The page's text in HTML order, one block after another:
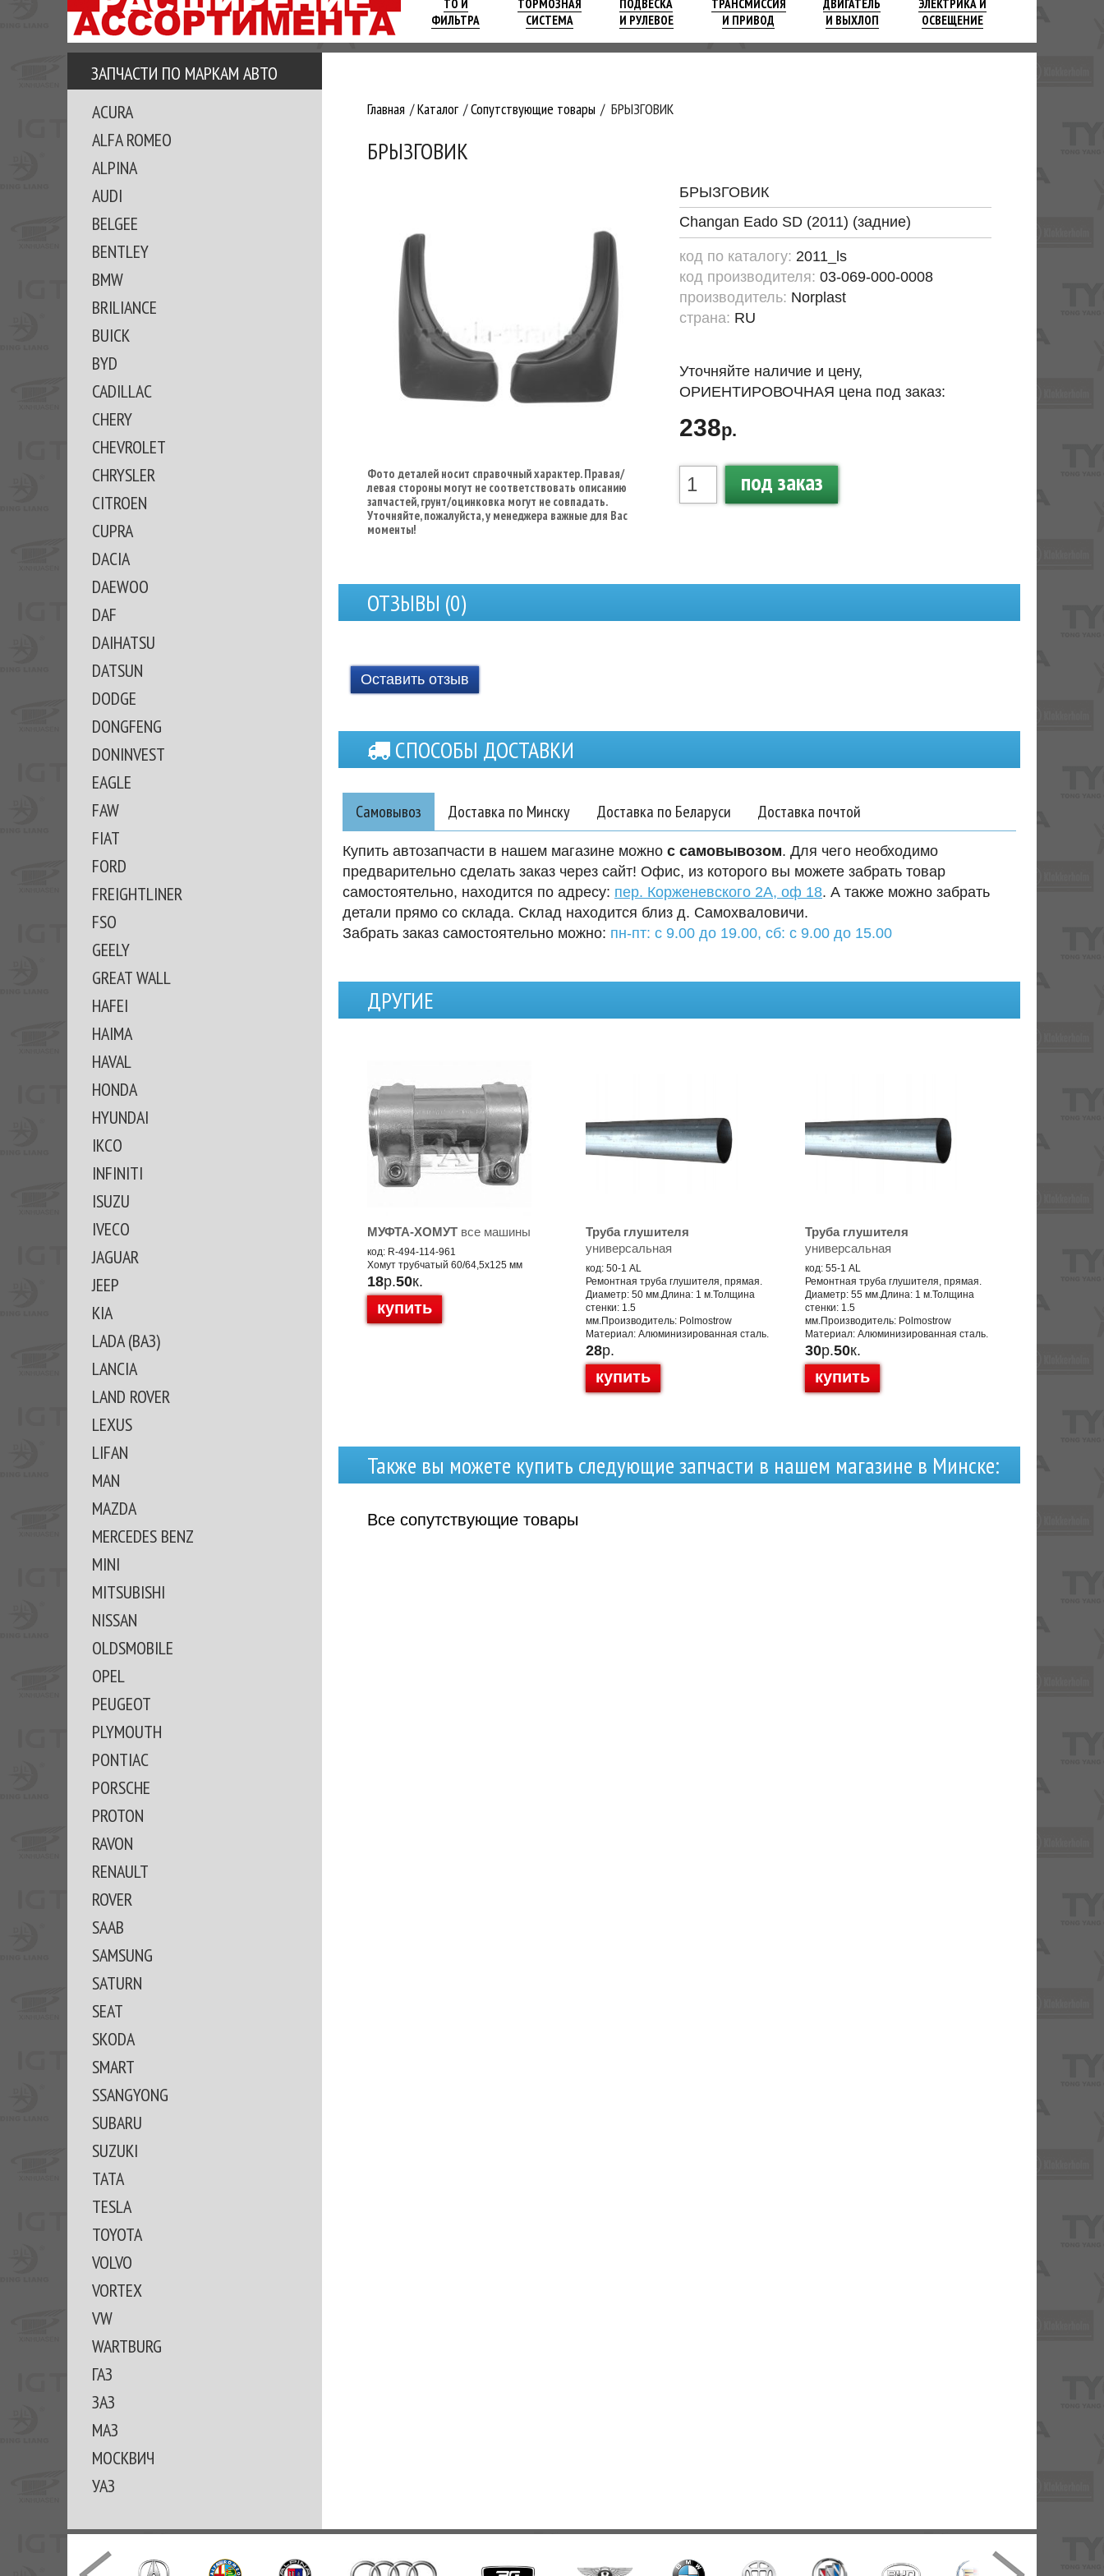
ТО И
ФИЛЬТРА
ТОРМОЗНАЯ
СИСТЕМА
ПОДВЕСКА
И РУЛЕВОЕ
ТРАНСМИССИЯ
И ПРИВОД
ДВИГАТЕЛЬ
И ВЫХЛОП
ЭЛЕКТРИКА И
ОСВЕЩЕНИЕ
ЗАПЧАСТИ ПО МАРКАМ АВТО
ACURA
ALFA ROMEO
ALPINA
AUDI
BELGEE
BENTLEY
BMW
BRILIANCE
BUICK
BYD
CADILLAC
CHERY
CHEVROLET
CHRYSLER
CITROEN
CUPRA
DACIA
DAEWOO
DAF
DAIHATSU
DATSUN
DODGE
DONGFENG
DONINVEST
EAGLE
FAW
FIAT
FORD
FREIGHTLINER
FSO
GEELY
GREAT WALL
HAFEI
HAIMA
HAVAL
HONDA
HYUNDAI
IKCO
INFINITI
ISUZU
IVECO
JAGUAR
JEEP
KIA
LADA (ВАЗ)
LANCIA
LAND ROVER
LEXUS
LIFAN
MAN
MAZDA
MERCEDES BENZ
MINI
MITSUBISHI
NISSAN
OLDSMOBILE
OPEL
PEUGEOT
PLYMOUTH
PONTIAC
PORSCHE
PROTON
RAVON
RENAULT
ROVER
SAAB
SAMSUNG
SATURN
SEAT
SKODA
SMART
SSANGYONG
SUBARU
SUZUKI
TATA
TESLA
TOYOTA
VOLVO
VORTEX
VW
WARTBURG
ГАЗ
ЗАЗ
МАЗ
МОСКВИЧ
УАЗ
Главная Каталог Сопутствующие товары БРЫЗГОВИК
БРЫЗГОВИК
Фото деталей носит справочный характер. Правая/
левая стороны могут не соответствовать описанию
запчастей, грунт/оцинковка могут не совпадать.
Уточняйте, пожалуйста, у менеджера важные для Вас
моменты!
БРЫЗГОВИК
Changan Eado SD (2011) (задние)
код по каталогу: 2011_ls
код производителя: 03-069-000-0008
производитель: Norplast
страна: RU
Уточняйте наличие и цену,
ОРИЕНТИРОВОЧНАЯ цена под заказ:
238р.
под заказ
ОТЗЫВЫ (0)
Оставить отзыв
СПОСОБЫ ДОСТАВКИ
Самовывоз Доставка по Минску Доставка по Беларуси Доставка почтой
Купить автозапчасти в нашем магазине можно с самовывозом. Для чего необходимо
предварительно сделать заказ через сайт! Офис, из которого вы можете забрать товар
самостоятельно, находится по адресу: пер. Корженевского 2А, оф 18. А также можно забрать
детали прямо со склада. Склад находится близ д. Самохваловичи.
Забрать заказ самостоятельно можно: пн-пт: с 9.00 до 19.00, сб: с 9.00 до 15.00
ДРУГИЕ
МУФТА-ХОМУТ все машины
код: R-494-114-961
Хомут трубчатый 60/64,5x125 мм
18р.50к.
купить
Труба глушителя
универсальная
код: 50-1 AL
Ремонтная труба глушителя, прямая.
Диаметр: 50 мм.Длина: 1 м.Толщина
стенки: 1.5
мм.Производитель: Polmostrow
Материал: Алюминизированная сталь.
28р.
купить
Труба глушителя
универсальная
код: 55-1 AL
Ремонтная труба глушителя, прямая.
Диаметр: 55 мм.Длина: 1 м.Толщина
стенки: 1.5
мм.Производитель: Polmostrow
Материал: Алюминизированная сталь.
30р.50к.
купить
Также вы можете купить следующие запчасти в нашем магазине в Минске:
Все сопутствующие товары